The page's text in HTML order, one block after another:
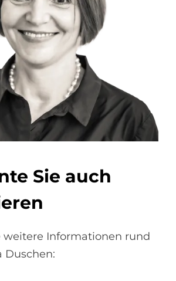
Sie auch
weitere Informationen rund
Duschen: